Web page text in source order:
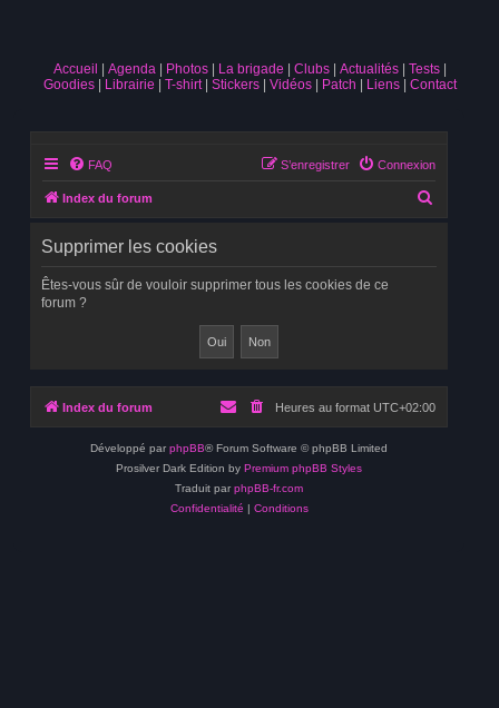
Accueil Agenda Photos La brigade Clubs Actualités
Tests
Goodies
Librairie T-shirt Stickers Vidéos Patch Liens Contact
FAQ Connexion
S’enregistrer
Index du forum
h
e
Supprimer les cookies
Êtes-vous sûr de vouloir supprimer tous les cookies de ce
forum ?
Index du forum Heures au format UTC+02:00
Développé par phpBB® Forum Software © phpBB Limited
Prosilver Dark Edition by Premium phpBB Styles
Traduit par phpBB-fr.com
Confidentialité | Conditions